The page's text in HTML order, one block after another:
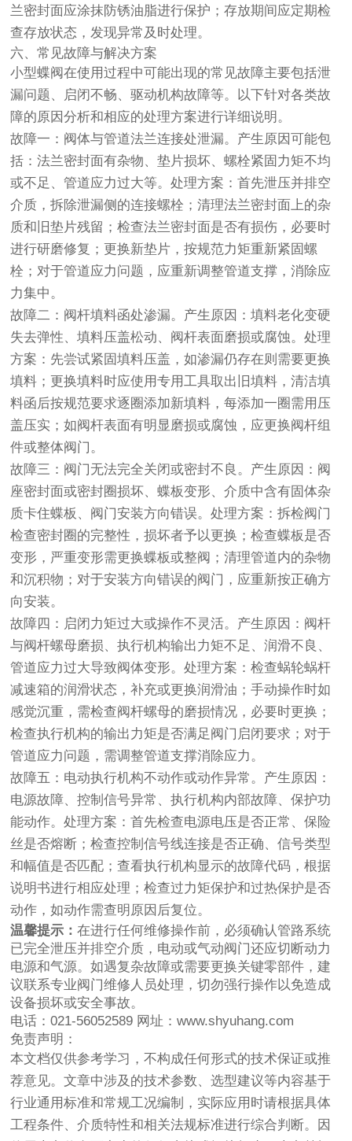
兰密封面应涂抹防锈油脂进行保护；存放期间应定期检
查存放状态，发现异常及时处理。
六、常见故障与解决方案
小型蝶阀在使用过程中可能出现的常见故障主要包括泄
漏问题、启闭不畅、驱动机构故障等。以下针对各类故
障的原因分析和相应的处理方案进行详细说明。
故障一：阀体与管道法兰连接处泄漏。产生原因可能包
括：法兰密封面有杂物、垫片损坏、螺栓紧固力矩不均
或不足、管道应力过大等。处理方案：首先泄压并排空
介质，拆除泄漏侧的连接螺栓；清理法兰密封面上的杂
质和旧垫片残留；检查法兰密封面是否有损伤，必要时
进行研磨修复；更换新垫片，按规范力矩重新紧固螺
栓；对于管道应力问题，应重新调整管道支撑，消除应
力集中。
故障二：阀杆填料函处渗漏。产生原因：填料老化变硬
失去弹性、填料压盖松动、阀杆表面磨损或腐蚀。处理
方案：先尝试紧固填料压盖，如渗漏仍存在则需要更换
填料；更换填料时应使用专用工具取出旧填料，清洁填
料函后按规范要求逐圈添加新填料，每添加一圈需用压
盖压实；如阀杆表面有明显磨损或腐蚀，应更换阀杆组
件或整体阀门。
故障三：阀门无法完全关闭或密封不良。产生原因：阀
座密封面或密封圈损坏、蝶板变形、介质中含有固体杂
质卡住蝶板、阀门安装方向错误。处理方案：拆检阀门
检查密封圈的完整性，损坏者予以更换；检查蝶板是否
变形，严重变形需更换蝶板或整阀；清理管道内的杂物
和沉积物；对于安装方向错误的阀门，应重新按正确方
向安装。
故障四：启闭力矩过大或操作不灵活。产生原因：阀杆
与阀杆螺母磨损、执行机构输出力矩不足、润滑不良、
管道应力过大导致阀体变形。处理方案：检查蜗轮蜗杆
减速箱的润滑状态，补充或更换润滑油；手动操作时如
感觉沉重，需检查阀杆螺母的磨损情况，必要时更换；
检查执行机构的输出力矩是否满足阀门启闭要求；对于
管道应力问题，需调整管道支撑消除应力。
故障五：电动执行机构不动作或动作异常。产生原因：
电源故障、控制信号异常、执行机构内部故障、保护功
能动作。处理方案：首先检查电源电压是否正常、保险
丝是否熔断；检查控制信号线连接是否正确、信号类型
和幅值是否匹配；查看执行机构显示的故障代码，根据
说明书进行相应处理；检查过力矩保护和过热保护是否
动作，如动作需查明原因后复位。
温馨提示：在进行任何维修操作前，必须确认管路系统
已完全泄压并排空介质，电动或气动阀门还应切断动力
电源和气源。如遇复杂故障或需要更换关键零部件，建
议联系专业阀门维修人员处理，切勿强行操作以免造成
设备损坏或安全事故。
电话：021-56052589 网址：www.shyuhang.com
免责声明：
本文档仅供参考学习，不构成任何形式的技术保证或推
荐意见。文章中涉及的技术参数、选型建议等内容基于
行业通用标准和常规工况编制，实际应用时请根据具体
工程条件、介质特性和相关法规标准进行综合判断。因